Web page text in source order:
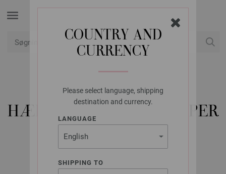
COUNTRY AND
CURRENCY
Please select language, shipping
destination and currency.
LANGUAGE
SHIPPING TO
LANA GROSSA
HÆKLEDE MØBELKNAPPER
COTONE
FILATI Håndstrik Udgave 63 (Home) | Model 33